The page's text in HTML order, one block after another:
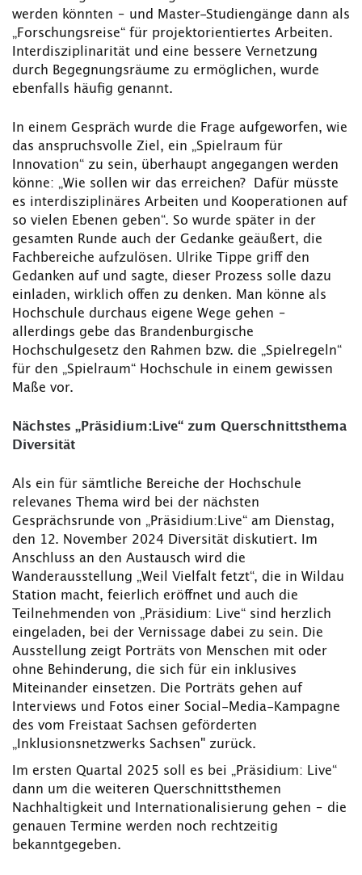
werden könnten – und Master-Studiengänge dann als
„Forschungsreise“ für projektorientiertes Arbeiten.
Interdisziplinarität und eine bessere Vernetzung
durch Begegnungsräume zu ermöglichen, wurde
ebenfalls häufig genannt.
In einem Gespräch wurde die Frage aufgeworfen, wie
das anspruchsvolle Ziel, ein „Spielraum für
Innovation“ zu sein, überhaupt angegangen werden
könne: „Wie sollen wir das erreichen? Dafür müsste
es interdisziplinäres Arbeiten und Kooperationen auf
so vielen Ebenen geben“. So wurde später in der
gesamten Runde auch der Gedanke geäußert, die
Fachbereiche aufzulösen. Ulrike Tippe griff den
Gedanken auf und sagte, dieser Prozess solle dazu
einladen, wirklich offen zu denken. Man könne als
Hochschule durchaus eigene Wege gehen –
allerdings gebe das Brandenburgische
Hochschulgesetz den Rahmen bzw. die „Spielregeln“
für den „Spielraum“ Hochschule in einem gewissen
Maße vor.
Nächstes „Präsidium:Live“ zum Querschnittsthema
Diversität
Als ein für sämtliche Bereiche der Hochschule
relevanes Thema wird bei der nächsten
Gesprächsrunde von „Präsidium:Live“ am Dienstag,
den 12. November 2024 Diversität diskutiert. Im
Anschluss an den Austausch wird die
Wanderausstellung „Weil Vielfalt fetzt“, die in Wildau
Station macht, feierlich eröffnet und auch die
Teilnehmenden von „Präsidium: Live“ sind herzlich
eingeladen, bei der Vernissage dabei zu sein. Die
Ausstellung zeigt Porträts von Menschen mit oder
ohne Behinderung, die sich für ein inklusives
Miteinander einsetzen. Die Porträts gehen auf
Interviews und Fotos einer Social-Media-Kampagne
des vom Freistaat Sachsen geförderten
„Inklusionsnetzwerks Sachsen" zurück.
Im ersten Quartal 2025 soll es bei „Präsidium: Live“
dann um die weiteren Querschnittsthemen
Nachhaltigkeit und Internationalisierung gehen – die
genauen Termine werden noch rechtzeitig
bekanntgegeben.